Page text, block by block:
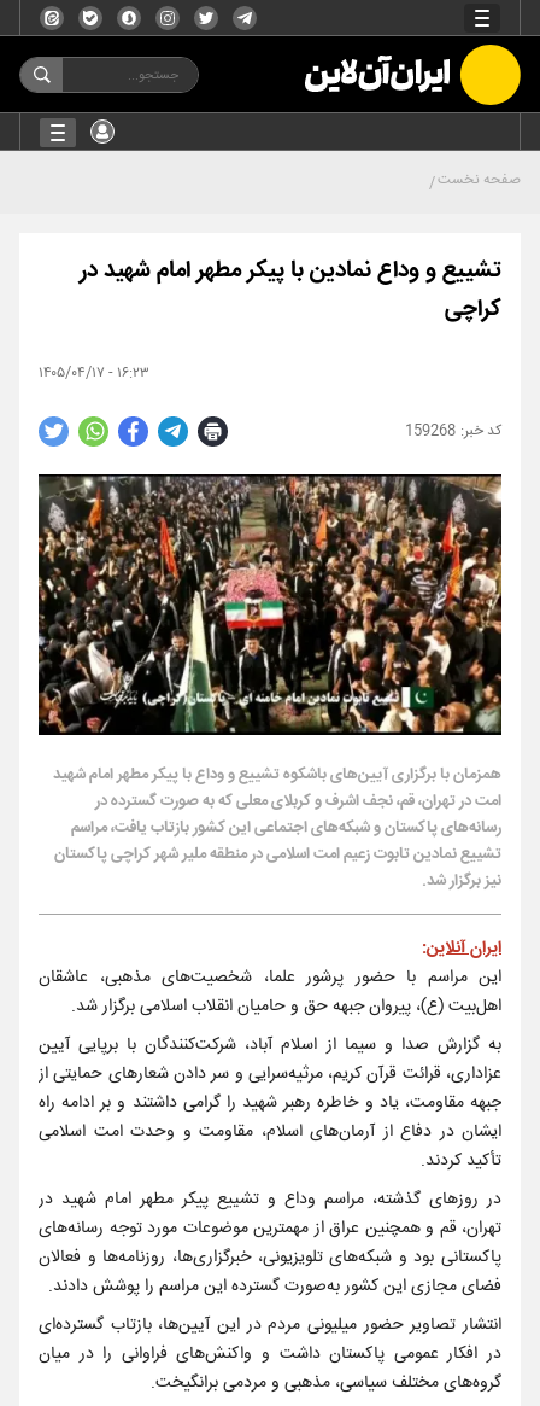
صفحه نخست
تشییع و وداع نمادین با پیکر مطهر امام شهید در
کراچی
۱۶:۲۳ - ۱۴۰۵/۰۴/۱۷
159268
همزمان با برگزاری آیین‌های باشکوه تشییع و وداع با پیکر مطهر امام شهید
امت در تهران، قم، نجف اشرف و کربلای معلی که به صورت گسترده در
رسانه‌های پاکستان و شبکه‌های اجتماعی این کشور بازتاب یافت، مراسم
تشییع نمادین تابوت زعیم امت اسلامی در منطقه ملیر شهر کراچی پاکستان
نیز برگزار شد.
ایران آنلاین:
این مراسم با حضور پرشور علما، شخصیت‌های مذهبی، عاشقان
اهل‌بیت (ع)، پیروان جبهه حق و حامیان انقلاب اسلامی برگزار شد.
به گزارش صدا و سیما از اسلام آباد، شرکت‌کنندگان با برپایی آیین
عزاداری، قرائت قرآن کریم، مرثیه‌سرایی و سر دادن شعار‌های حمایتی از
جبهه مقاومت، یاد و خاطره رهبر شهید را گرامی داشتند و بر ادامه راه
ایشان در دفاع از آرمان‌های اسلام، مقاومت و وحدت امت اسلامی
تأکید کردند.
در روز‌های گذشته، مراسم وداع و تشییع پیکر مطهر امام شهید در
تهران، قم و همچنین عراق از مهمترین موضوعات مورد توجه رسانه‌های
پاکستانی بود و شبکه‌های تلویزیونی، خبرگزاری‌ها، روزنامه‌ها و فعالان
فضای مجازی این کشور به‌صورت گسترده این مراسم را پوشش دادند.
انتشار تصاویر حضور میلیونی مردم در این آیین‌ها، بازتاب گسترده‌ای
در افکار عمومی پاکستان داشت و واکنش‌های فراوانی را در میان
گروه‌های مختلف سیاسی، مذهبی و مردمی برانگیخت.